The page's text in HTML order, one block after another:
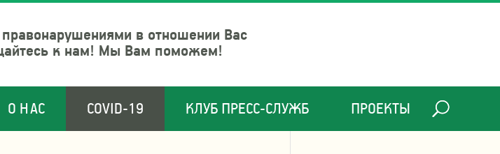
в отношении Вас
к нам! Мы Вам поможем!
О НАС COVID-19 КЛУБ ПРЕСС-СЛУЖБ ПРОЕКТЫ